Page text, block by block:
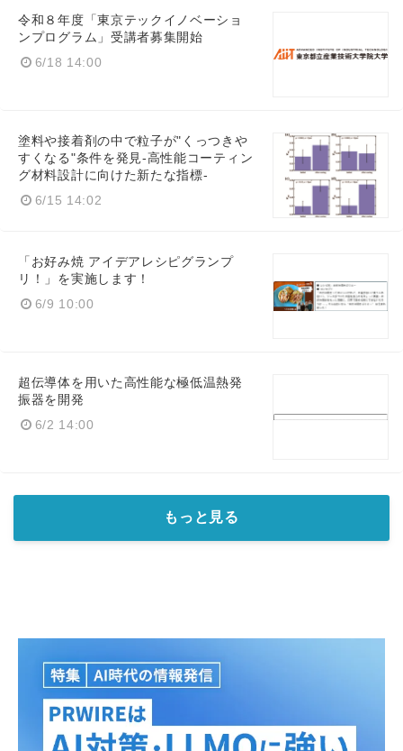
令和８年度「東京テックイノベーショ
ンプログラム」受講者募集開始
6/18 14:00
塗料や接着剤の中で粒子が"くっつきや
すくなる"条件を発見-高性能コーティン
グ材料設計に向けた新たな指標-
6/15 14:02
「お好み焼 アイデアレシピグランプ
リ！」を実施します！
6/9 10:00
超伝導体を用いた高性能な極低温熱発
振器を開発
6/2 14:00
もっと見る